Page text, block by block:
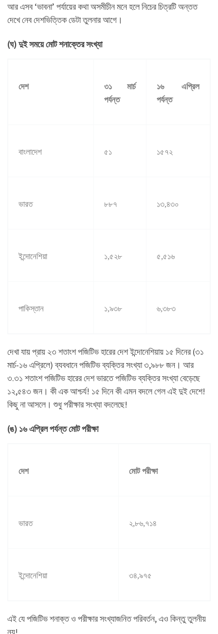
আর এসব ‘ভাবনা’ পর্যায়ের কথা অসমীচীন মনে হলে নিচের চিত্রটি অন্তত
দেখে নেব দেশভিত্তিক ডেটা তুলনার আগে।
(ঘ) দুই সময়ে মোট শনাক্তের সংখ্যা
দেশ
৩১ মার্চ
পর্যন্ত
১৬ এপ্রিল
পর্যন্ত
বাংলাদেশ ৫১ ১৫৭২
ভারত ৮৮৭ ১৩,৪৩০
ইন্দোনেশিয়া ১,৫২৮ ৫,৫১৬
পাকিস্তান ১,৯৩৮ ৬,৩৮৩
দেখা যায় প্রায় ২৩ শতাংশ পজিটিভ হারের দেশ ইন্দোনেশিয়ায় ১৫ দিনের (৩১
মার্চ-১৬ এপ্রিলে) ব্যবধানে পজিটিভ ব্যক্তির সংখ্যা ৩,৯৮৮ জন। আর
৩.৩১ শতাংশ পজিটিভ হারের দেশ ভারতে পজিটিভ ব্যক্তির সংখ্যা বেড়েছে
১২,৫৪৩ জন। কী এক আশ্চর্য! ১৫ দিনে কী এমন বদলে গেল এই দুই দেশে!
কিছু না আসলে। শুধু পরীক্ষার সংখ্যা বদলেছে!
(ঙ) ১৬ এপ্রিল পর্যন্ত মোট পরীক্ষা
দেশ মোট পরীক্ষা
ভারত ২,৮৬,৭১৪
ইন্দোনেশিয়া ৩৪,৯৭৫
এই যে পজিটিভ শনাক্ত ও পরীক্ষার সংখ্যাজনিত পরিবর্তন, এও কিন্তু তুলনীয়